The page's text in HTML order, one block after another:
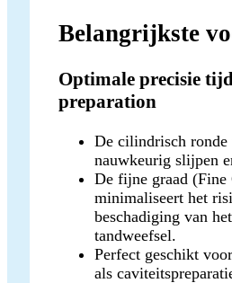
Belangrijkste
Optimale precisie
preparation
De cilindrisch
nauwkeurig slijpen
De fijne graad (Fine
minimaliseert het
beschadiging van
tandweefsel.
Perfect geschikt
als